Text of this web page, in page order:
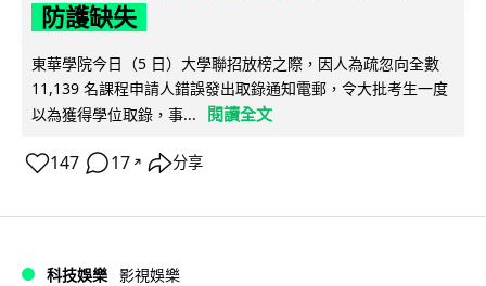
防護缺失
東華學院今日（5 日）大學聯招放榜之際，因人為疏忽向全數
11,139 名課程申請人錯誤發出取錄通知電郵，令大批考生一度
以為獲得學位取錄，事...
閱讀全文
147 17 ↗ 分享
科技娛樂 影視娛樂